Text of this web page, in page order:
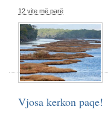
12 vite më parë
Vjosa kerkon paqe!